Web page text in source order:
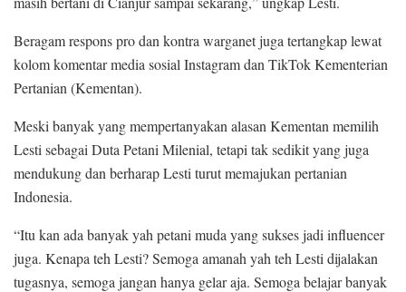
Beragam respons pro dan kontra warganet juga tertangkap lewat
kolom komentar media sosial Instagram dan TikTok Kementerian
Pertanian (Kementan).
Meski banyak yang mempertanyakan alasan Kementan memilih
Lesti sebagai Duta Petani Milenial, tetapi tak sedikit yang juga
mendukung dan berharap Lesti turut memajukan pertanian
Indonesia.
“Itu kan ada banyak yah petani muda yang sukses jadi influencer
juga. Kenapa teh Lesti? Semoga amanah yah teh Lesti dijalakan
tugasnya, semoga jangan hanya gelar aja. Semoga belajar banyak